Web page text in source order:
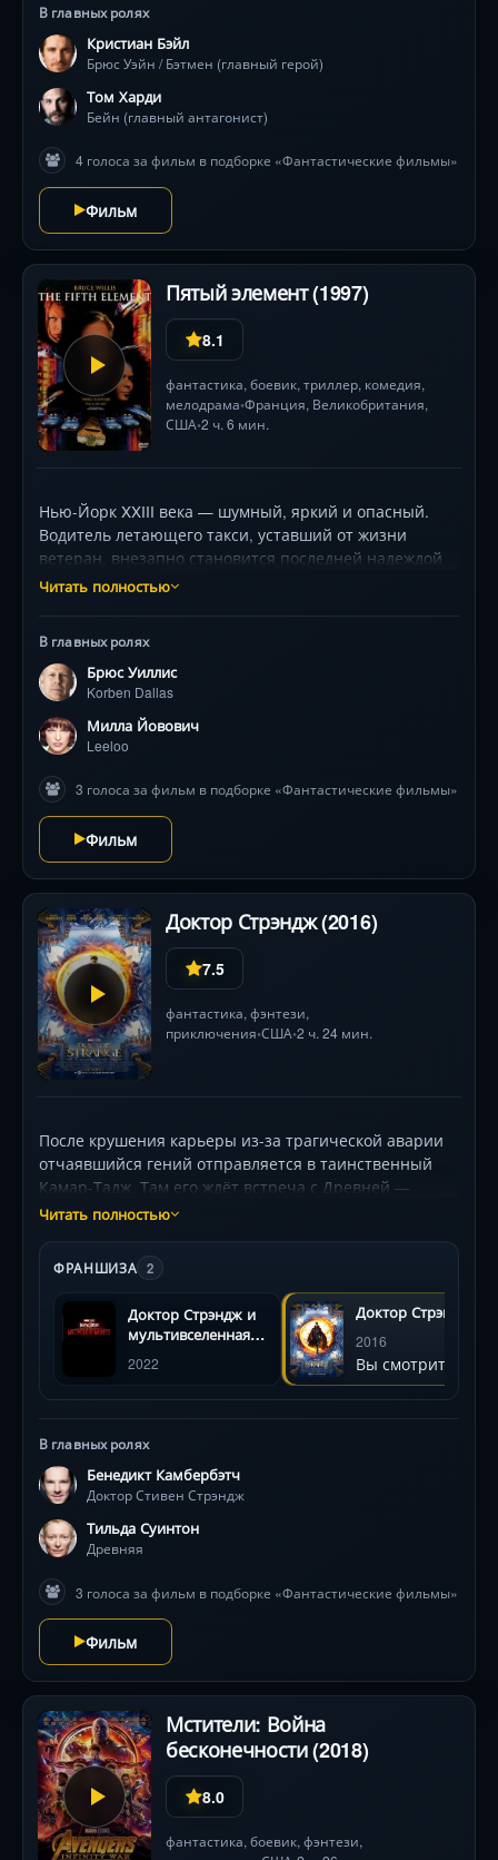
финальной схватке, где решается судьба миллионов.
Фильм завершает трилогию Нолана эпично, исследуя
темы жертвы, искупления и цены героизма.
В главных ролях
Кристиан Бэйл
Брюс Уэйн / Бэтмен (главный герой)
Том Харди
Бейн (главный антагонист)
4 голоса за фильм в подборке «Фантастические фильмы»
Фильм
Пятый элемент (1997)
8.1
фантастика, боевик, триллер, комедия,
мелодрама•Франция, Великобритания,
США•2 ч. 6 мин.
Нью-Йорк XXIII века — шумный, яркий и опасный.
Водитель летающего такси, уставший от жизни
ветеран, внезапно становится последней надеждой
человечества, когда к нему в машину буквально
оружия против Абсолютного Зла, угрожающего
планете. Вместе с эксцентричным священником и
под прессом коварного оружейного магната им
предстоит отчаянная одиссея через космические
курорты и футуристические трущобы. Брюс Уиллис,
в этом вихре невероятных приключений, буйства
красок, потрясающих визуальных эффектов и
фирменного бессоновского юмора, где судьба мира
решается в последнюю секунду.
Читать полностью
В главных ролях
Брюс Уиллис
Korben Dallas
Милла Йовович
Leeloo
3 голоса за фильм в подборке «Фантастические фильмы»
Фильм
Доктор Стрэндж (2016)
7.5
фантастика, фэнтези,
приключения•США•2 ч. 24 мин.
После крушения карьеры из-за трагической аварии
отчаявшийся гений отправляется в таинственный
Камар-Тадж. Там его ждёт встреча с Древней —
загадочным наставником, — которая откроет ему
мир магии полон угроз: фанатичный Каэцилиус
жаждет разрушить границы реальности, и новичку
придётся быстро освоить невероятные силы, чтобы
противостоять ему. Фильм покоряет
психоделическими визуальными эффектами
(вдохновлёнными графикой Эшера!),
трансформацией эгоиста в героя и харизмой
Тильды Суинтон и философский подтекст о ценности
времени добавляют глубины .
Читать полностью
ФРАНШИЗА 2
Доктор Стрэндж и
мультивселенная
безумия
2022
Доктор Стрэндж
2016
Вы смотрите
В главных ролях
Бенедикт Камбербэтч
Доктор Стивен Стрэндж
Тильда Суинтон
Древняя
3 голоса за фильм в подборке «Фантастические фильмы»
Фильм
Мстители: Война
бесконечности (2018)
8.0
фантастика, боевик, фэнтези,